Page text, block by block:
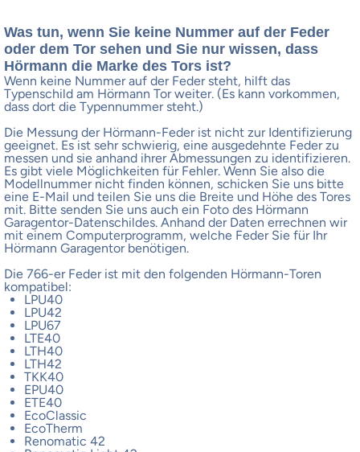
Was tun, wenn Sie keine Nummer auf der Feder
oder dem Tor sehen und Sie nur wissen, dass
Hörmann die Marke des Tors ist?
Wenn keine Nummer auf der Feder steht, hilft das
Typenschild am Hörmann Tor weiter. (Es kann vorkommen,
dass dort die Typennummer steht.)
Die Messung der Hörmann-Feder ist nicht zur Identifizierung
geeignet. Es ist sehr schwierig, eine ausgedehnte Feder zu
messen und sie anhand ihrer Abmessungen zu identifizieren.
Es gibt viele Möglichkeiten für Fehler. Wenn Sie also die
Modellnummer nicht finden können, schicken Sie uns bitte
eine E-Mail und teilen Sie uns die Breite und Höhe des Tores
mit. Bitte senden Sie uns auch ein Foto des Hörmann
Garagentor-Datenschildes. Anhand der Daten errechnen wir
mit einem Computerprogramm, welche Feder Sie für Ihr
Hörmann Garagentor benötigen.
Die 766-er Feder ist mit den folgenden Hörmann-Toren
kompatibel:
LPU40
LPU42
LPU67
LTE40
LTH40
LTH42
TKK40
EPU40
ETE40
EcoClassic
EcoTherm
Renomatic 42